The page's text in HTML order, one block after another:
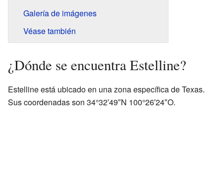
Galería de imágenes
Véase también
¿Dónde se encuentra Estelline?
Estelline está ubicado en una zona específica de Texas.
Sus coordenadas son 34°32′49″N 100°26′24″O.